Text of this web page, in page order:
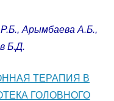
Арымбаева А.Б.,
Б.Д.
ТЕРАПИЯ В
ГОЛОВНОГО